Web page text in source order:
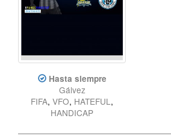
Hasta siempre
Gálvez
FIFA, VFO, HATEFUL ,
HANDICAP